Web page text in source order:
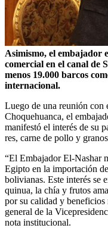
Asimismo, el embajador
comercial en el canal de
menos 19.000 barcos
internacional.
Luego de una reunión
Choquehuanca, el
manifestó el interés de su
res, carne de pollo y
“El Embajador El-Nashar
Egipto en la importación
bolivianas. Este interés se
quinua, la chía y frutos
por su calidad y
general de la
nota institucional.